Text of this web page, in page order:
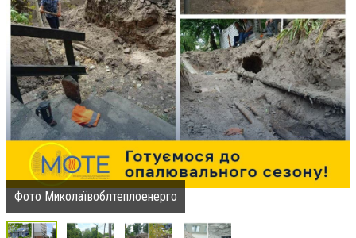
Фото Миколаївоблтеплоенерго